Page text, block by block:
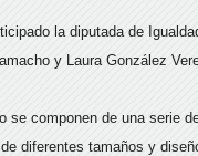
la diputada de
y Laura González
se componen de una serie
diferentes tamaños y